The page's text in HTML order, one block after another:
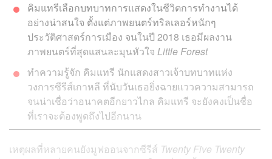
คิมแทรีเลือกบทบาทการแสดงในชีวิตการทำงานได้
อย่างน่าสนใจ ตั้งแต่ภาพยนตร์ทริลเลอร์หนักๆ
ประวัติศาสตร์การเมือง จนในปี 2018 เธอมีผลงาน
ภาพยนตร์ที่สุดแสนละมุนหัวใจ Little Forest
ทำความรู้จัก คิมแทรี นักแสดงสาวเจ้าบทบาทแห่ง
วงการซีรีส์เกาหลี ที่นับวันเธอยิ่งฉายแววความสามารถ
จนน่าเชื่อว่าอนาคตอีกยาวไกล คิมแทรี จะยังคงเป็นชื่อ
ที่เราจะต้องพูดถึงไปอีกนาน
เหตุผลที่หลายคนยังมูฟออนจากซีรีส์ Twenty Five Twenty